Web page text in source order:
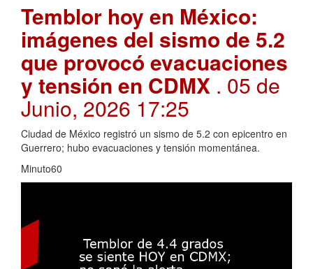
Temblor hoy en México:
imágenes del sismo de 5.2
que provocó evacuaciones
y tensión en CDMX . 05 de
Junio, 2026 17:25
Ciudad de México registró un sismo de 5.2 con epicentro en
Guerrero; hubo evacuaciones y tensión momentánea.
Minuto60